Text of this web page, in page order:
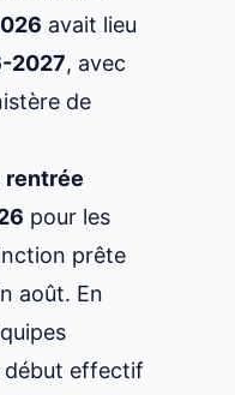
avait lieu
2027, avec
de
rentrée
pour les
prête
août. En
début effectif